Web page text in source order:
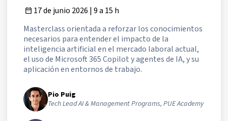
17 de junio 2026 | 9 a 15 h
Masterclass orientada a reforzar los conocimientos
necesarios para entender el impacto de la
inteligencia artificial en el mercado laboral actual,
el uso de Microsoft 365 Copilot y agentes de IA, y su
aplicación en entornos de trabajo.
Pio Puig
Tech Lead AI & Management Programs, PUE Academy